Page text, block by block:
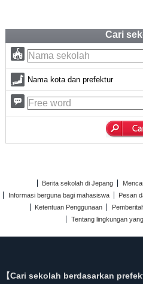
Cari
Nama kota dan prefektur
Berita sekolah di Jepang
Informasi berguna bagi mahasiswa
Pesan
Ketentuan Penggunaan
Tentang lingkungan
【Cari sekolah berdasarkan